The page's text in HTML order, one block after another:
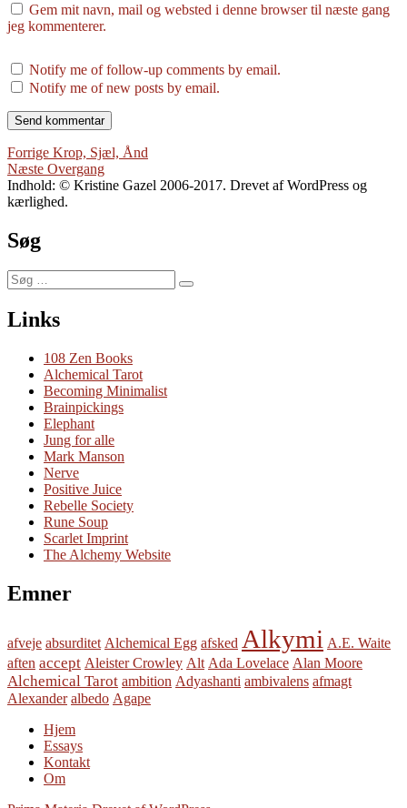
Gem mit navn, mail og websted i denne browser til næste gang
jeg kommenterer.
Notify me of follow-up comments by email.
Notify me of new posts by email.
Indlægsnavigation
Forrige Forrige
indlæg:
Krop, Sjæl, Ånd
Næste Næste
indlæg:
Overgang
Indhold: © Kristine Gazel 2006-2017. Drevet af WordPress og
kærlighed.
Søg
Søg
efter:
Søg
Links
108 Zen Books
Alchemical Tarot
Becoming Minimalist
Brainpickings
Elephant
Jung for alle
Mark Manson
Nerve
Positive Juice
Rebelle Society
Rune Soup
Scarlet Imprint
The Alchemy Website
Emner
afveje absurditet Alchemical Egg afsked Alkymi A.E. Waite
aften accept Aleister Crowley Alt Ada Lovelace Alan Moore
Alchemical Tarot ambition Adyashanti ambivalens afmagt
Alexander albedo Agape
Hjem
Essays
Kontakt
Om